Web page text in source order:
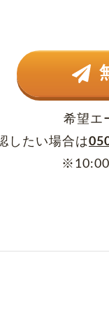
希望エ
したい場合は